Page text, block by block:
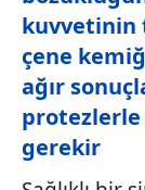
kuvvetinin
çene
ağır
gerekir